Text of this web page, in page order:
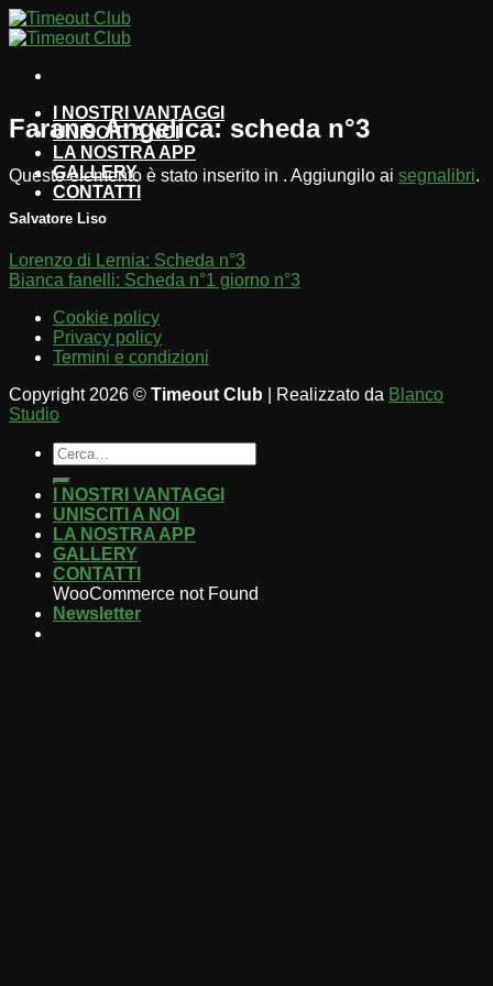
Salta
ai
I NOSTRI VANTAGGI
UNISCITI A NOI
LA NOSTRA APP
GALLERY
CONTATTI
Farano Angelica: scheda n°3
Questo elemento è stato inserito in . Aggiungilo ai segnalibri.
Salvatore Liso
Lorenzo di Lernia: Scheda n°3
Bianca fanelli: Scheda n°1 giorno n°3
Cookie policy
Privacy policy
Termini e condizioni
Copyright 2026 © Timeout Club | Realizzato da Blanco
Studio
I NOSTRI VANTAGGI
UNISCITI A NOI
LA NOSTRA APP
GALLERY
CONTATTI
WooCommerce not Found
Newsletter